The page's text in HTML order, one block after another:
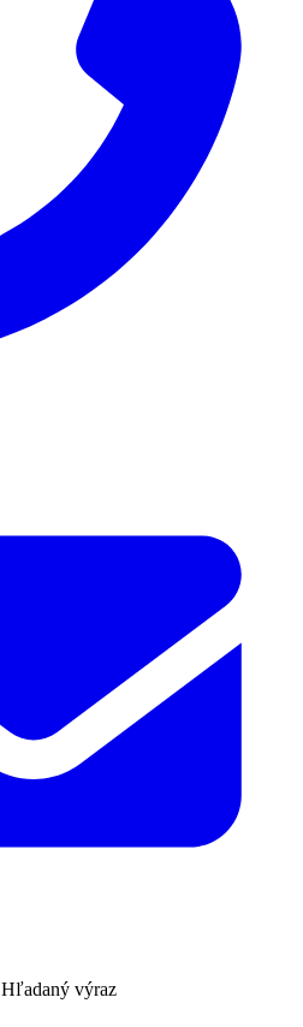
Hľadaný výraz